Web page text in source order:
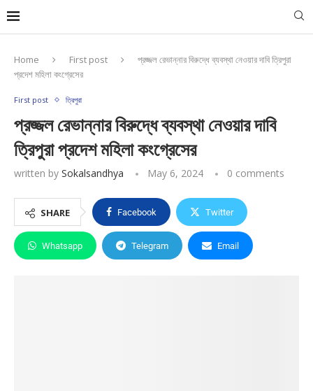
Home First post
প্রজ্জল রেভান্নার বিরুদ্ধে ব্যবস্থা নেওয়ার দাবি ত্রিপুরা
প্রদেশ মহিলা কংগ্রেসের
First post ত্রিপুরা
প্রজ্জল রেভান্নার বিরুদ্ধে ব্যবস্থা নেওয়ার দাবি
ত্রিপুরা প্রদেশ মহিলা কংগ্রেসের
written by Sokalsandhya May 6, 2024 0 comments
SHARE Facebook Twitter
Whatsapp Telegram Email